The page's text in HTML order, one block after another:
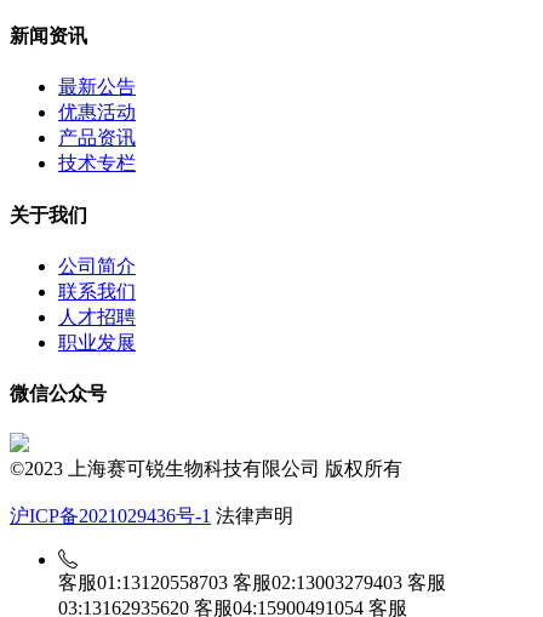
新闻资讯
最新公告
优惠活动
产品资讯
技术专栏
关于我们
公司简介
联系我们
人才招聘
职业发展
微信公众号
©2023 上海赛可锐生物科技有限公司 版权所有
沪ICP备2021029436号-1 法律声明
客服01:13120558703 客服02:13003279403 客服
03:13162935620 客服04:15900491054 客服